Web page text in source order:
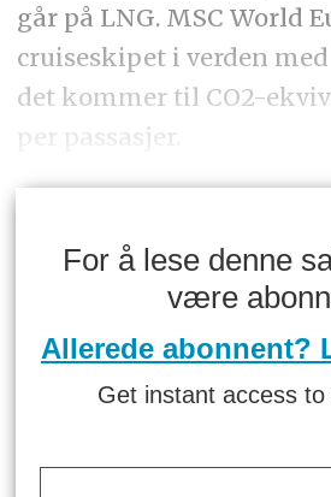
går på LNG. MSC World
cruiseskipet i verden
det kommer til CO2-
per passasjer.
For å lese denne
være
Allerede abonnent?
Get instant access